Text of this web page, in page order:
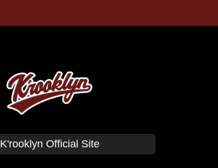
PANTS CAP GOODS BABY
K'rooklyn Official Site